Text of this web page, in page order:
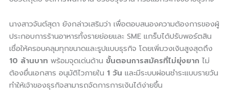
นางสาวจันต์สุดา ยังกล่าวเสริมว่า เพื่อตอบสนองความต้องการของผู้
ประกอบการร้านอาหารทั้งรายย่อยและ SME แกร็บได้ปรับพอร์ตสิน
เชื่อให้ครอบคลุมทุกขนาดและรูปแบบธุรกิจ โดยเพิ่มวงเงินสูงสุดถึง
10 ล้านบาท พร้อมจุดเด่นด้าน ขั้นตอนการสมัครที่ไม่ยุ่งยากไม่
ต้องยื่นเอกสาร อนุมัติไวภายใน 1 วัน และมีระบบผ่อนชำระแบบรายวัน
ทำให้เจ้าของธุรกิจสามารถจัดการการเงินได้ง่ายขึ้น